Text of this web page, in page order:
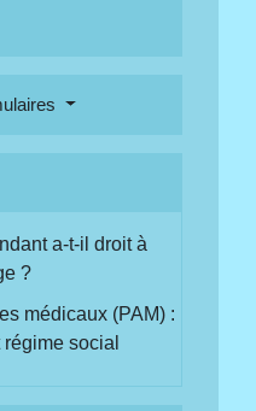
a-t-il droit à
?
médicaux (PAM) :
social